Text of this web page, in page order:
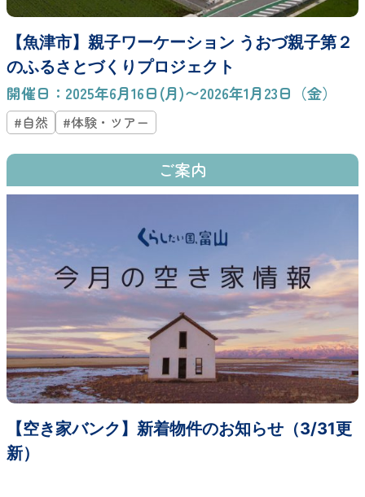
【魚津市】親子ワーケーション うおづ親子第２
のふるさとづくりプロジェクト
開催日：2025年6月16日(月)〜2026年1月23日（金）
#自然 #体験・ツアー
ご案内
【空き家バンク】新着物件のお知らせ（3/31更
新）